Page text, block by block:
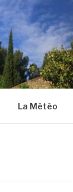
La Météo